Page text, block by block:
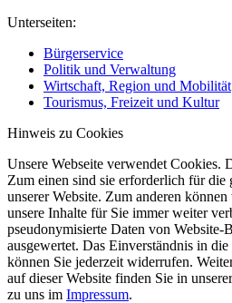
Unterseiten:
Bürgerservice
Politik und Verwaltung
Wirtschaft, Region und Mobilität
Tourismus, Freizeit und Kultur
Hinweis zu Cookies
Unsere Webseite verwendet Cookies.
Zum einen sind sie erforderlich für die
unserer Website. Zum anderen
unsere Inhalte für Sie immer weiter
pseudonymisierte Daten von Website-
ausgewertet. Das Einverständnis in
können Sie jederzeit widerrufen.
auf dieser Website finden Sie in
zu uns im Impressum.